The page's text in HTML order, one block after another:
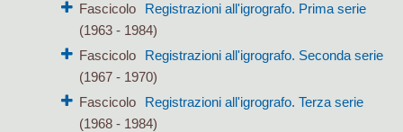
Fascicolo
Registrazioni all'igrografo. Prima serie
(1963 - 1984)
Fascicolo
Registrazioni all'igrografo. Seconda serie
(1967 - 1970)
Fascicolo
Registrazioni all'igrografo. Terza serie
(1968 - 1984)